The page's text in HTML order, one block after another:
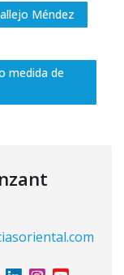
Méndez
medida de